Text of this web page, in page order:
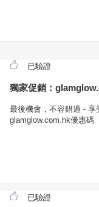
已驗證
獨家促銷：
最後機會，不容錯過 -
glamglow.com.hk優惠碼
已驗證